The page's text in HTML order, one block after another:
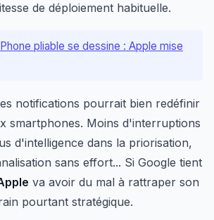
de déploiement habituelle.
pliable se dessine : Apple mise
notifications pourrait bien redéfinir
smartphones. Moins d'interruptions
d'intelligence dans la priorisation,
sans effort... Si Google tient
va avoir du mal à rattraper son
pourtant stratégique.